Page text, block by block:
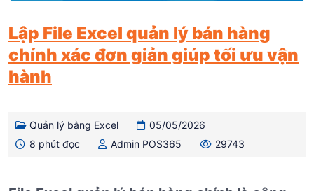
Lập File Excel quản lý bán hàng
chính xác đơn giản giúp tối ưu vận
hành
Quản lý bằng Excel
05/05/2026
8 phút đọc
Admin POS365 29743